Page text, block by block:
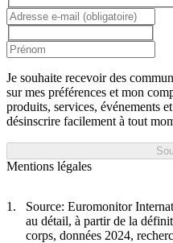
Je souhaite recevoir des
sur mes préférences et mon
produits, services, événements
désinscrire facilement à tout
Mentions légales
Source: Euromonitor
au détail, à partir de la
corps, données 2024,